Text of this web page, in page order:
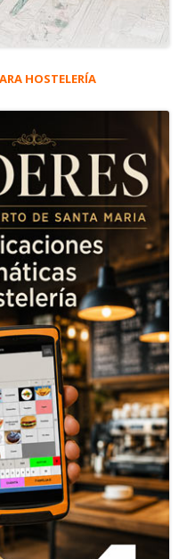
HOSTELERÍA